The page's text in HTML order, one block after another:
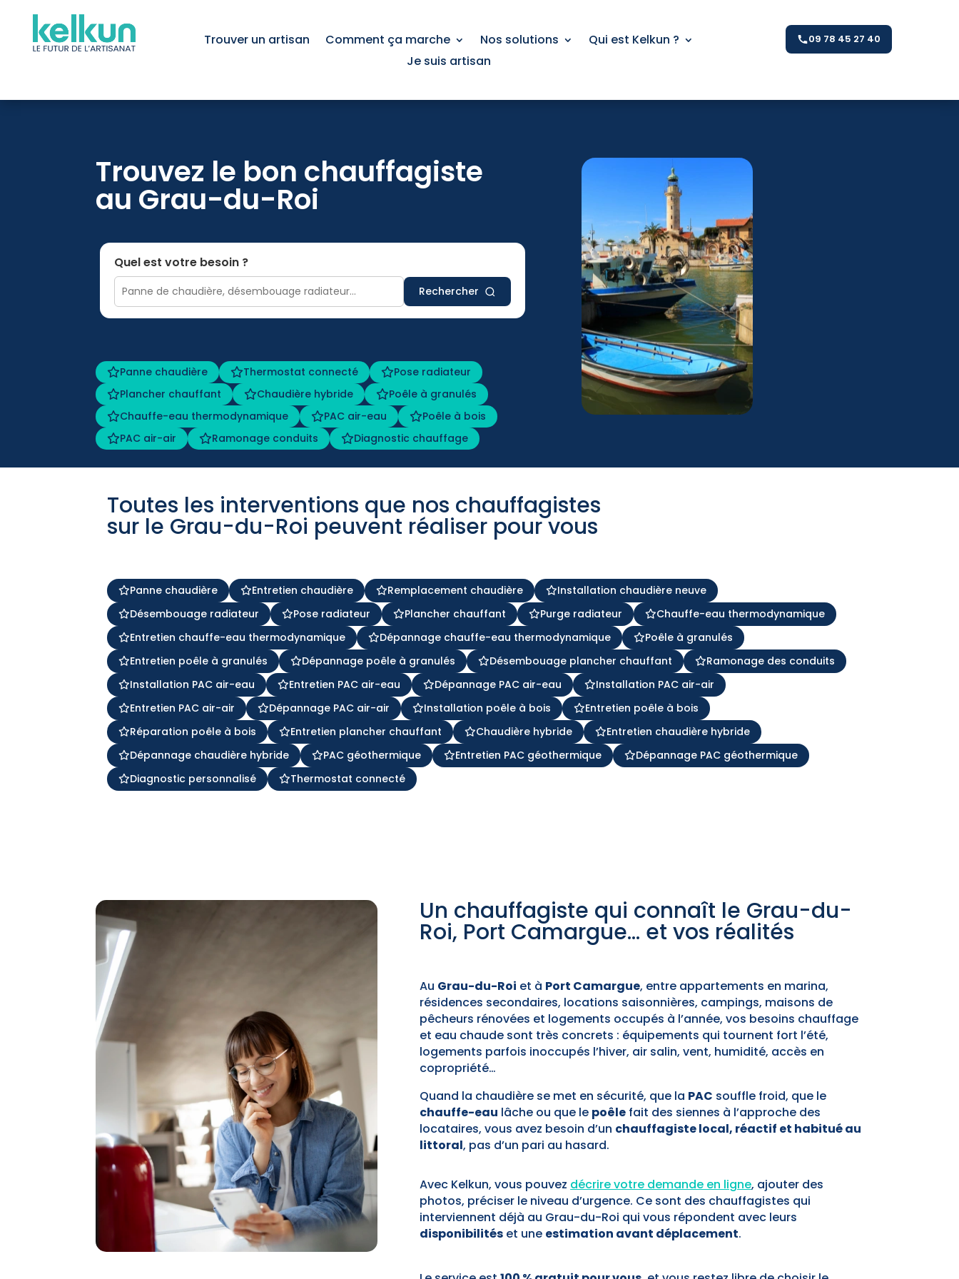
Trouver un artisan Comment ça marche Nos solutions
Qui est Kelkun ?
Je suis artisan
09 78 45 27 40
Trouvez le bon chauffagiste
au Grau-du-Roi
Quel est votre besoin ?
Rechercher
Panne chaudière Thermostat connecté
Pose radiateur
Plancher chauffant
Chaudière hybride
Poêle à granulés
Chauffe-eau thermodynamique
PAC air-eau
Poêle à bois
PAC air-air
Ramonage conduits Diagnostic chauffage
Toutes les interventions que nos chauffagistes
sur le Grau-du-Roi peuvent réaliser pour vous
Panne chaudière Entretien chaudière Remplacement chaudière
Installation chaudière neuve
Désembouage radiateur
Pose radiateur Plancher chauffant Purge radiateur
Chauffe-eau thermodynamique
Entretien chauffe-eau thermodynamique
Dépannage chauffe-eau thermodynamique
Poêle à granulés
Entretien poêle à granulés
Dépannage poêle à granulés Désembouage plancher chauffant
Ramonage des conduits
Installation PAC air-eau
Entretien PAC air-eau Dépannage PAC air-eau
Installation PAC air-air
Entretien PAC air-air
Dépannage PAC air-air Installation poêle à bois
Entretien poêle à bois
Réparation poêle à bois
Entretien plancher chauffant Chaudière hybride
Entretien chaudière hybride
Dépannage chaudière hybride
PAC géothermique Entretien PAC géothermique
Dépannage PAC géothermique
Diagnostic personnalisé
Thermostat connecté
Un chauffagiste qui connaît le Grau-du-
Roi, Port Camargue… et vos réalités
Au Grau-du-Roi et à Port Camargue, entre appartements en marina,
résidences secondaires, locations saisonnières, campings, maisons de
pêcheurs rénovées et logements occupés à l’année, vos besoins chauffage
et eau chaude sont très concrets : équipements qui tournent fort l’été,
logements parfois inoccupés l’hiver, air salin, vent, humidité, accès en
copropriété…
Quand la chaudière se met en sécurité, que la PAC souffle froid, que le
chauffe-eau lâche ou que le poêle fait des siennes à l’approche des
locataires, vous avez besoin d’un chauffagiste local, réactif et habitué au
littoral, pas d’un pari au hasard.
Avec Kelkun, vous pouvez décrire votre demande en ligne, ajouter des
photos, préciser le niveau d’urgence. Ce sont des chauffagistes qui
interviennent déjà au Grau-du-Roi qui vous répondent avec leurs
disponibilités et une estimation avant déplacement.